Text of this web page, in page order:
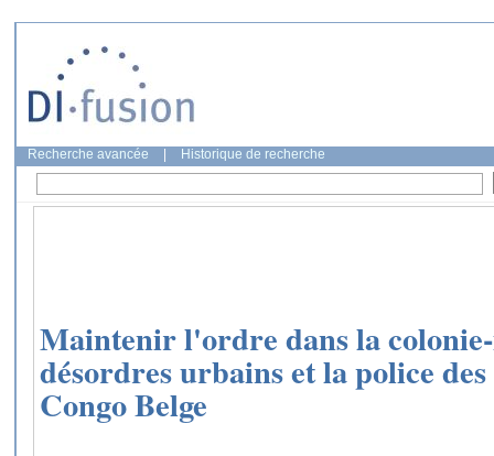
Recherche avancée Historique de recherche
Maintenir l'ordre dans la
désordres urbains et la police
Congo Belge